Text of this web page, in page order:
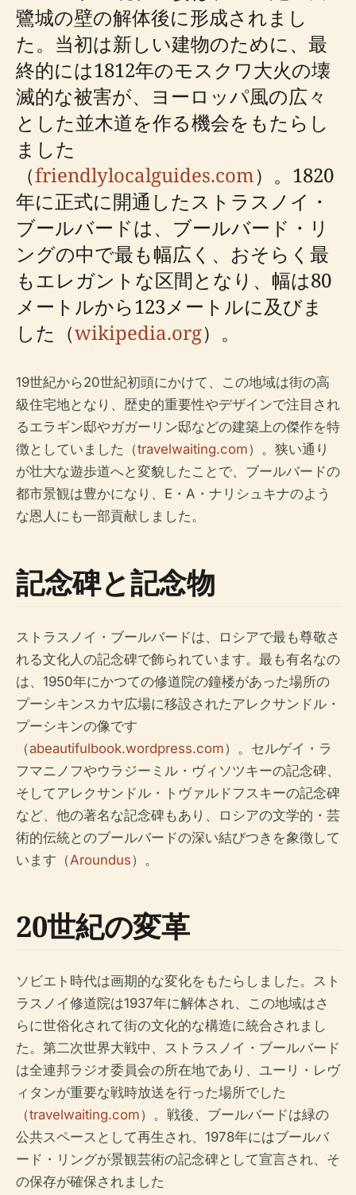
鷺城の壁の解体後に形成されまし
た。当初は新しい建物のために、最
終的には1812年のモスクワ大火の壊
滅的な被害が、ヨーロッパ風の広々
とした並木道を作る機会をもたらし
ました
（friendlylocalguides.com）。1820
年に正式に開通したストラスノイ・
ブールバードは、ブールバード・リ
ングの中で最も幅広く、おそらく最
もエレガントな区間となり、幅は80
メートルから123メートルに及びま
した（wikipedia.org）。
19世紀から20世紀初頭にかけて、この地域は街の高
級住宅地となり、歴史的重要性やデザインで注目され
るエラギン邸やガガーリン邸などの建築上の傑作を特
徴としていました（travelwaiting.com）。狭い通り
が壮大な遊歩道へと変貌したことで、ブールバードの
都市景観は豊かになり、E・A・ナリシュキナのよう
な恩人にも一部貢献しました。
記念碑と記念物
ストラスノイ・ブールバードは、ロシアで最も尊敬さ
れる文化人の記念碑で飾られています。最も有名なの
は、1950年にかつての修道院の鐘楼があった場所の
プーシキンスカヤ広場に移設されたアレクサンドル・
プーシキンの像です
（abeautifulbook.wordpress.com）。セルゲイ・ラ
フマニノフやウラジーミル・ヴィソツキーの記念碑、
そしてアレクサンドル・トヴァルドフスキーの記念碑
など、他の著名な記念碑もあり、ロシアの文学的・芸
術的伝統とのブールバードの深い結びつきを象徴して
います（Aroundus）。
20世紀の変革
ソビエト時代は画期的な変化をもたらしました。スト
ラスノイ修道院は1937年に解体され、この地域はさ
らに世俗化されて街の文化的な構造に統合されまし
た。第二次世界大戦中、ストラスノイ・ブールバード
は全連邦ラジオ委員会の所在地であり、ユーリ・レヴ
ィタンが重要な戦時放送を行った場所でした
（travelwaiting.com）。戦後、ブールバードは緑の
公共スペースとして再生され、1978年にはブールバ
ード・リングが景観芸術の記念碑として宣言され、そ
の保存が確保されました